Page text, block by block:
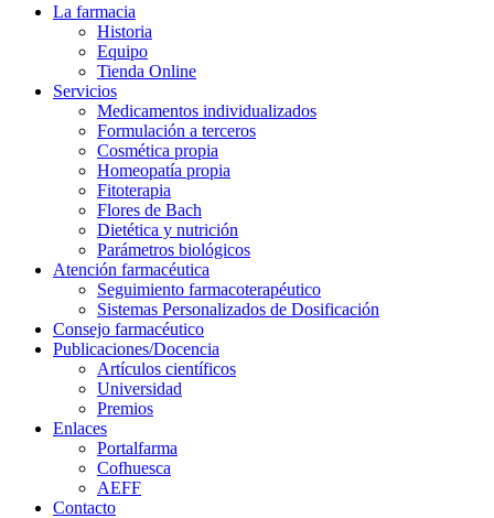
La farmacia
Historia
Equipo
Tienda Online
Servicios
Medicamentos individualizados
Formulación a terceros
Cosmética propia
Homeopatía propia
Fitoterapia
Flores de Bach
Dietética y nutrición
Parámetros biológicos
Atención farmacéutica
Seguimiento farmacoterapéutico
Sistemas Personalizados de Dosificación
Consejo farmacéutico
Publicaciones/Docencia
Artículos científicos
Universidad
Premios
Enlaces
Portalfarma
Cofhuesca
AEFF
Contacto